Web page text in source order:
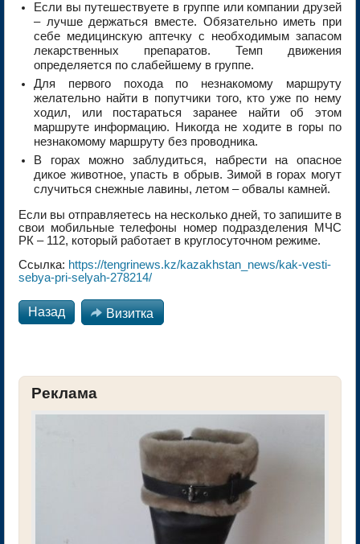
Если вы путешествуете в группе или компании друзей
– лучше держаться вместе. Обязательно иметь при
себе медицинскую аптечку с необходимым запасом
лекарственных препаратов. Темп движения
определяется по слабейшему в группе.
Для первого похода по незнакомому маршруту
желательно найти в попутчики того, кто уже по нему
ходил, или постараться заранее найти об этом
маршруте информацию. Никогда не ходите в горы по
незнакомому маршруту без проводника.
В горах можно заблудиться, набрести на опасное
дикое животное, упасть в обрыв. Зимой в горах могут
случиться снежные лавины, летом – обвалы камней.
Если вы отправляетесь на несколько дней, то запишите в
свои мобильные телефоны номер подразделения МЧС
РК – 112, который работает в круглосуточном режиме.
Ссылка: https://tengrinews.kz/kazakhstan_news/kak-vesti-
sebya-pri-selyah-278214/
Назад  Визитка
Реклама